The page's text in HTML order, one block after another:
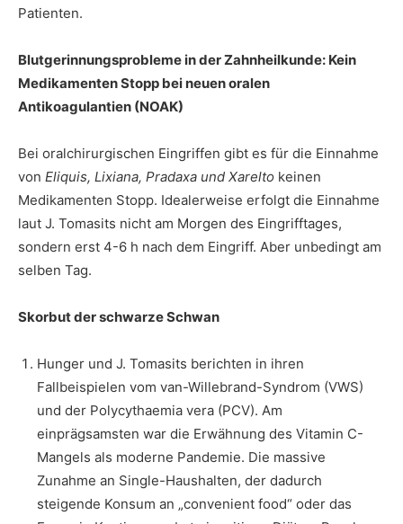
Patienten.
Blutgerinnungsprobleme in der Zahnheilkunde: Kein
Medikamenten Stopp bei neuen oralen
Antikoagulantien (NOAK)
Bei oralchirurgischen Eingriffen gibt es für die Einnahme
von Eliquis, Lixiana, Pradaxa und Xarelto keinen
Medikamenten Stopp. Idealerweise erfolgt die Einnahme
laut J. Tomasits nicht am Morgen des Eingrifftages,
sondern erst 4-6 h nach dem Eingriff. Aber unbedingt am
selben Tag.
Skorbut der schwarze Schwan
Hunger und J. Tomasits berichten in ihren
Fallbeispielen vom van-Willebrand-Syndrom (VWS)
und der Polycythaemia vera (PCV). Am
einprägsamsten war die Erwähnung des Vitamin C-
Mangels als moderne Pandemie. Die massive
Zunahme an Single-Haushalten, der dadurch
steigende Konsum an „convenient food“ oder das